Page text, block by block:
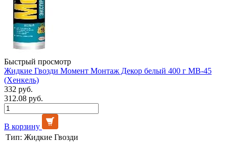
Быстрый просмотр
Жидкие Гвозди Момент Монтаж Декор белый 400 г МВ-45
(Хенкель)
332 руб.
312.08 руб.
В корзину
Тип: Жидкие Гвозди